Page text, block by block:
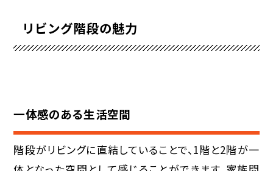
リビング階段の魅力
一体感のある生活空間
階段がリビングに直結していることで、1階と2階が一